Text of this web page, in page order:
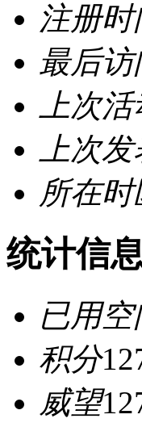
注册时
最后访
上次
上次
所在时
统计信
已用空
积分
威望